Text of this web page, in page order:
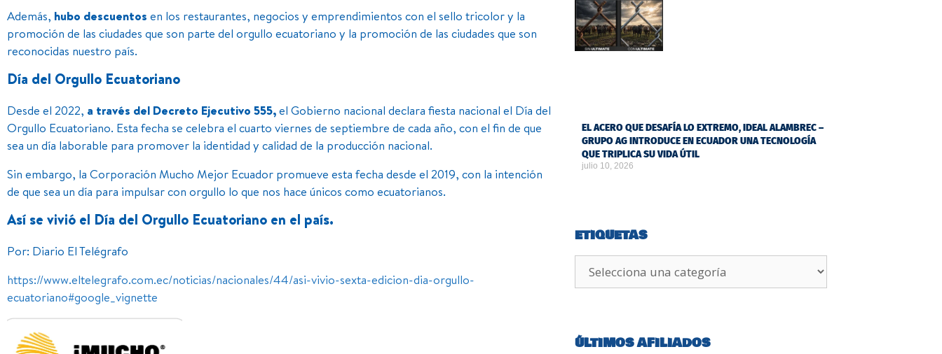
Además, hubo descuentos en los restaurantes, negocios y emprendimientos con el sello tricolor y la
promoción de las ciudades que son parte del orgullo ecuatoriano y la promoción de las ciudades que son
reconocidas nuestro país.
Día del Orgullo Ecuatoriano
Desde el 2022, a través del Decreto Ejecutivo 555,el Gobierno nacional declara fiesta nacional el Día del
Orgullo Ecuatoriano. Esta fecha se celebra el cuarto viernes de septiembre de cada año, con el fin de que
sea un día laborable para promover la identidad y calidad de la producción nacional.
Sin embargo, la Corporación Mucho Mejor Ecuador promueve esta fecha desde el 2019, con la intención
de que sea un día para impulsar con orgullo lo que nos hace únicos como ecuatorianos.
Así se vivió el Día del Orgullo Ecuatoriano en el país.
Por: Diario El Telégrafo
https://www.eltelegrafo.com.ec/noticias/nacionales/44/asi-vivio-sexta-edicion-dia-orgullo-
ecuatoriano#google_vignette
EL ACERO QUE DESAFÍA LO EXTREMO, IDEAL ALAMBREC –
GRUPO AG INTRODUCE EN ECUADOR UNA TECNOLOGÍA
QUE TRIPLICA SU VIDA ÚTIL
julio 10, 2026
ETIQUETAS
ÚLTIMOS AFILIADOS